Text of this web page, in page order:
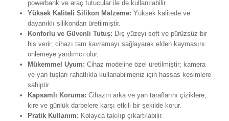
powerbank ve araç tutucular ile de kullanılabilir.
Yüksek Kaliteli Silikon Malzeme: Yüksek kalitede ve
dayanıklı silikondan üretilmiştir.
Konforlu ve Güvenli Tutuş: Dış yüzeyi soft ve pürüzsüz bir
his verir; cihazı tam kavramayı sağlayarak elden kaymasını
önlemeye yardımcı olur.
Mükemmel Uyum: Cihaz modeline özel üretilmiştir; kamera
ve yan tuşları rahatlıkla kullanabilmeniz için hassas kesimlere
sahiptir.
Kapsamlı Koruma: Cihazın arka ve yan taraflarını çiziklere,
kire ve günlük darbelere karşı etkili bir şekilde korur.
Pratik Kullanım: Kolayca takılıp çıkartılabilir.